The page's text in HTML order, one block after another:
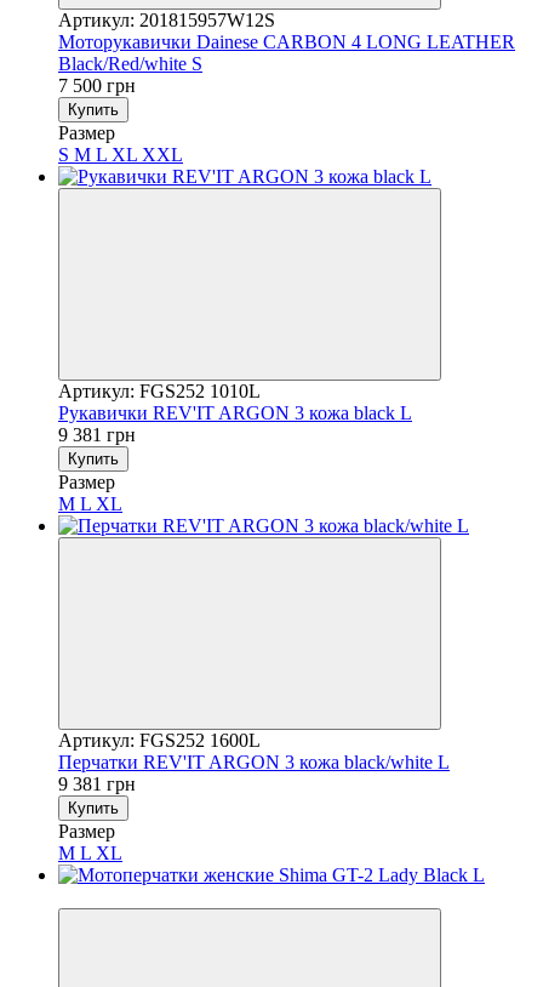
Артикул: 201815957W12S
Моторукавички Dainese CARBON 4 LONG LEATHER
Black/Red/white S
7 500 грн
Купить
Размер
S M L XL XXL
Артикул: FGS252 1010L
Рукавички REV'IT ARGON 3 кожа black L
9 381 грн
Купить
Размер
M L XL
Артикул: FGS252 1600L
Перчатки REV'IT ARGON 3 кожа black/white L
9 381 грн
Купить
Размер
M L XL